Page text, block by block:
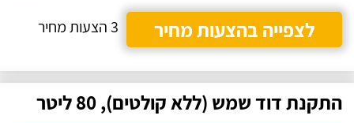
לצפייה בהצעות מחיר
3 הצעות מחיר
התקנת דוד שמש (ללא קולטים), 80 ליטר